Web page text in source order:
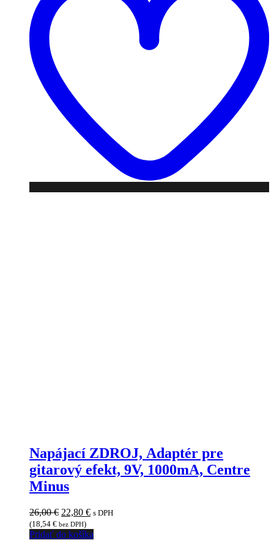
Napájací ZDROJ, Adaptér pre
gitarový efekt, 9V, 1000mA, Centre
Minus
26,00€ Pôvodná
cena
bola:
22,80 €Aktuálna
je:
s DPH
(18,54 € bez DPH)
Pridať do košíka